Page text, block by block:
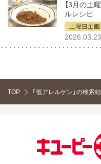
【3月の土
ルレシピ
土曜日企画
2026.03.23
TOP 「低アレルゲン」の検索